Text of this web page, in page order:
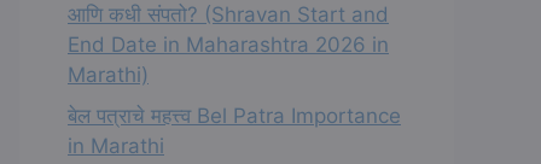
आणि कधी संपतो? (Shravan Start and
End Date in Maharashtra 2026 in
Marathi)
बेल पत्राचे महत्त्व Bel Patra Importance
in Marathi